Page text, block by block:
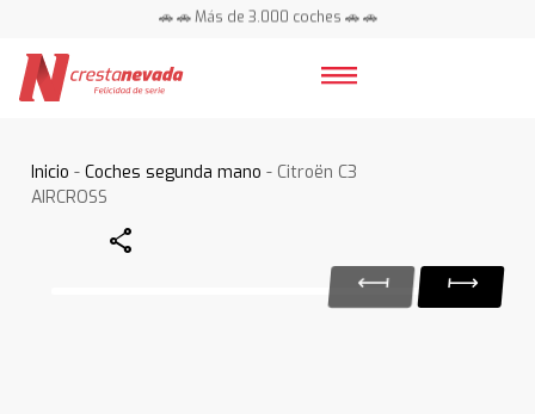
🚗 🚗 Más de 3.000 coches 🚗 🚗
Inicio -Coches segunda mano - Citroën C3
AIRCROSS
Share